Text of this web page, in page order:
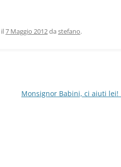
il7 Maggio 2012da stefano.
Monsignor Babini, ci aiuti lei!